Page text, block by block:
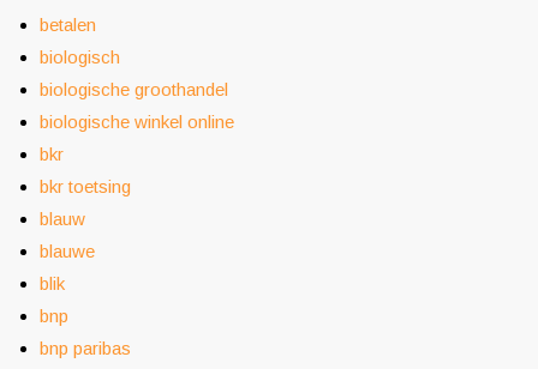
betalen
biologisch
biologische groothandel
biologische winkel online
bkr
bkr toetsing
blauw
blauwe
blik
bnp
bnp paribas